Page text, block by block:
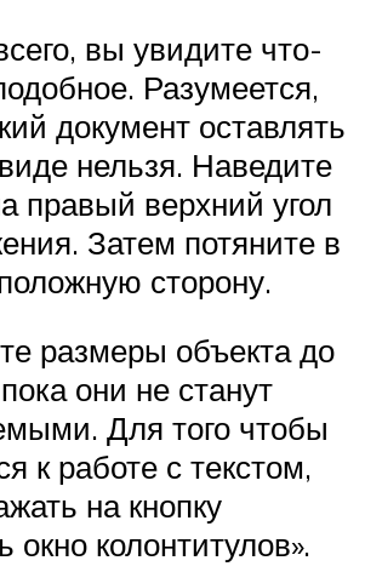
вы увидите что-
Разумеется,
документ оставлять
нельзя. Наведите
правый верхний угол
Затем потяните в
сторону.
размеры объекта до
они не станут
Для того чтобы
к работе с текстом,
на кнопку
окно колонтитулов».